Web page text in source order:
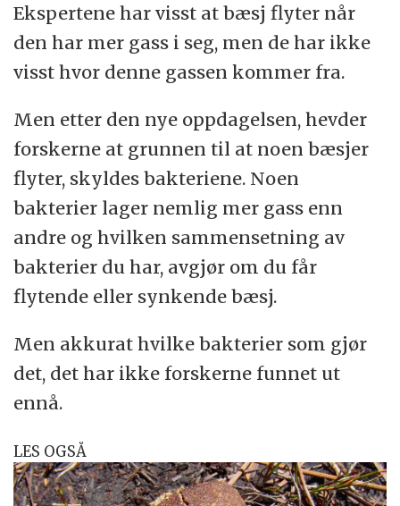
Ekspertene har visst at bæsj flyter når
den har mer gass i seg, men de har ikke
visst hvor denne gassen kommer fra.
Men etter den nye oppdagelsen, hevder
forskerne at grunnen til at noen bæsjer
flyter, skyldes bakteriene. Noen
bakterier lager nemlig mer gass enn
andre og hvilken sammensetning av
bakterier du har, avgjør om du får
flytende eller synkende bæsj.
Men akkurat hvilke bakterier som gjør
det, det har ikke forskerne funnet ut
ennå.
LES OGSÅ